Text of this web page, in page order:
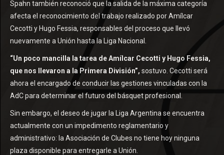
Spahn también reconoció que la salida de la máxima categoría
afecta el reconocimiento del trabajo realizado por Amílcar
Cecotti y Hugo Fessia, responsables del proceso que llevó
nuevamente a Unión hasta la Liga Nacional.
“Un poco mancilla la tarea de Amílcar Cecotti y Hugo Fessia,
que nos llevaron a la Primera División”, sostuvo. Cecotti será
ahora el encargado de conducir las gestiones vinculadas con la
AdC para determinar el futuro del básquet profesional.
Sin embargo, el deseo de jugar la Liga Argentina se encuentra
actualmente con un impedimento reglamentario y
administrativo: la Asociación de Clubes no tiene hoy ninguna
plaza disponible para entregarle a Unión.